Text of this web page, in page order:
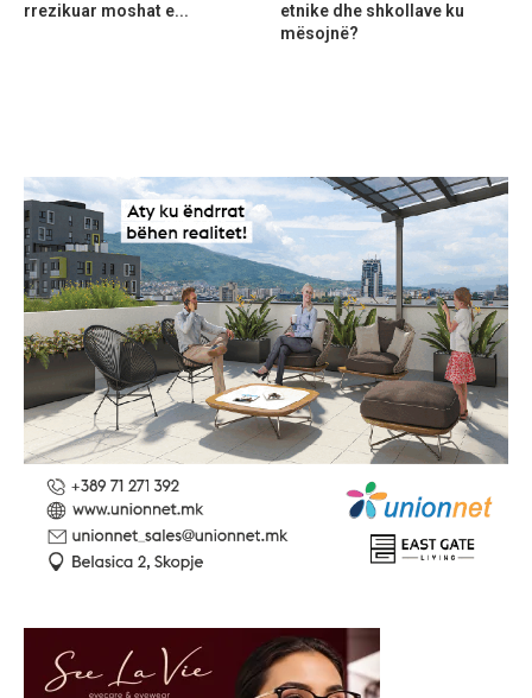
rrezikuar moshat e...
etnike dhe shkollave ku
mësojnë?